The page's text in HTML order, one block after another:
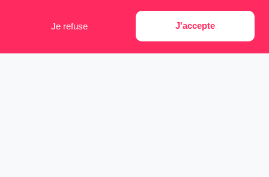
Je refuse J'accepte